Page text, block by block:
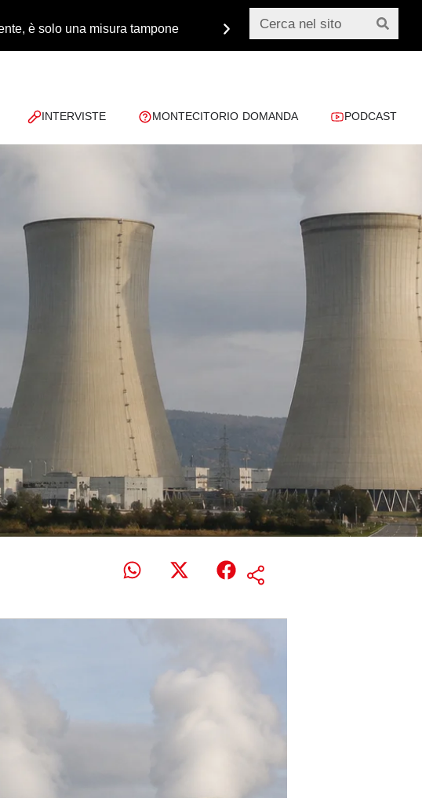
è solo una misura tampone Monsignor Paglia:
INTERVISTE MONTECITORIO DOMANDA PODCAST